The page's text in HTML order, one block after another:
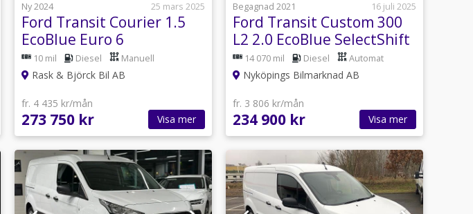
Ny 2024
25 mars 2025
Ford Transit Courier 1.5
EcoBlue Euro 6
10 mil Diesel Manuell
Rask & Björck Bil AB
fr. 4 435 kr/mån
273 750 kr Visa mer
Begagnad 2021
16 juli 2025
Ford Transit Custom 300
L2 2.0 EcoBlue SelectShift
Värmare
14 070 mil Diesel Automat
Nyköpings Bilmarknad AB
fr. 3 806 kr/mån
234 900 kr Visa mer